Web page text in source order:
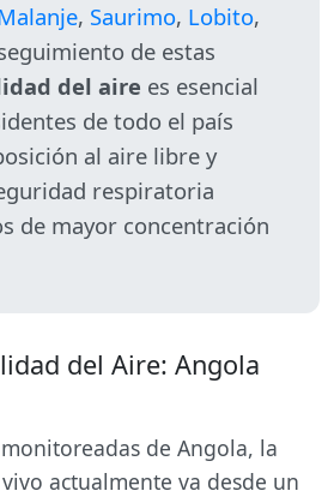
, Saurimo, Lobito,
de estas
del aire es esencial
de todo el país
al aire libre y
respiratoria
de mayor concentración
del Aire: Angola
de Angola, la
actualmente va desde un